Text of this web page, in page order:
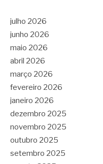
julho 2026
junho 2026
maio 2026
abril 2026
março 2026
fevereiro 2026
janeiro 2026
dezembro 2025
novembro 2025
outubro 2025
setembro 2025